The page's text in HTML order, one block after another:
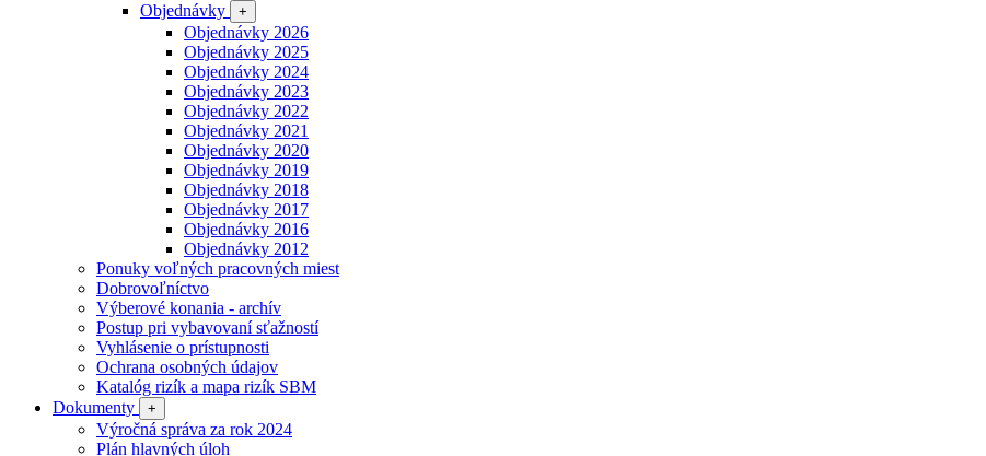
Objednávky
+
Objednávky 2026
Objednávky 2025
Objednávky 2024
Objednávky 2023
Objednávky 2022
Objednávky 2021
Objednávky 2020
Objednávky 2019
Objednávky 2018
Objednávky 2017
Objednávky 2016
Objednávky 2012
Ponuky voľných pracovných miest
Dobrovoľníctvo
Výberové konania - archív
Postup pri vybavovaní sťažností
Vyhlásenie o prístupnosti
Ochrana osobných údajov
Katalóg rizík a mapa rizík SBM
Dokumenty
+
Výročná správa za rok 2024
Plán hlavných úloh